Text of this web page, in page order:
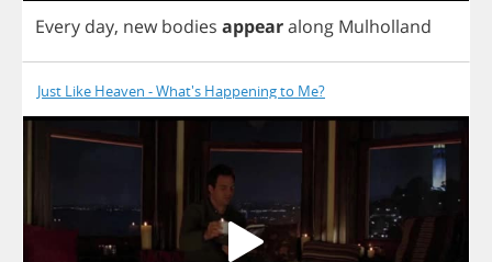
Every day, new bodies appearalong Mulholland
Just Like Heaven - What's Happening to Me?